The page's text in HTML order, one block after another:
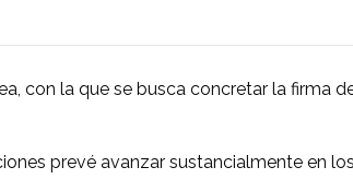
con la que se busca concretar la firma
prevé avanzar sustancialmente en